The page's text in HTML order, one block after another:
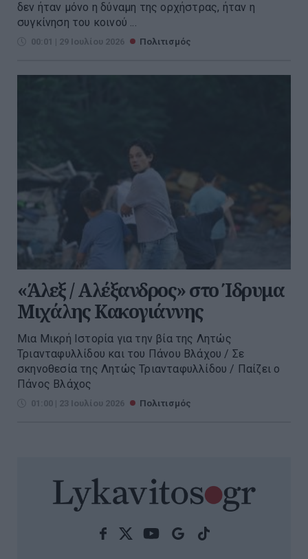
δεν ήταν μόνο η δύναμη της ορχήστρας, ήταν η
συγκίνηση του κοινού ...
00:01 | 29 Ιουλίου 2026 Πολιτισμός
«Άλεξ / Αλέξανδρος» στο Ίδρυμα
Μιχάλης Κακογιάννης
Μια Μικρή Ιστορία για την βία της Λητώς
Τριανταφυλλίδου και του Πάνου Βλάχου / Σε
σκηνοθεσία της Λητώς Τριανταφυλλίδου / Παίζει ο
Πάνος Βλάχος
01:00 | 23 Ιουλίου 2026 Πολιτισμός